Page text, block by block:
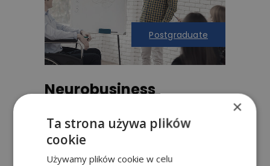
Postgraduate
Neurobusiness
×
Ta strona używa plików
cookie
Używamy plików cookie w celu